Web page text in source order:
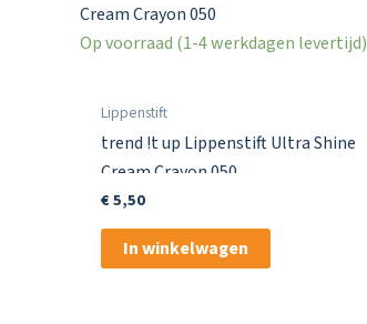
Op voorraad (1-4 werkdagen levertijd)
Lippenstift
trend !t up Lippenstift Ultra Shine
Cream Crayon 050
€5,50
In winkelwagen